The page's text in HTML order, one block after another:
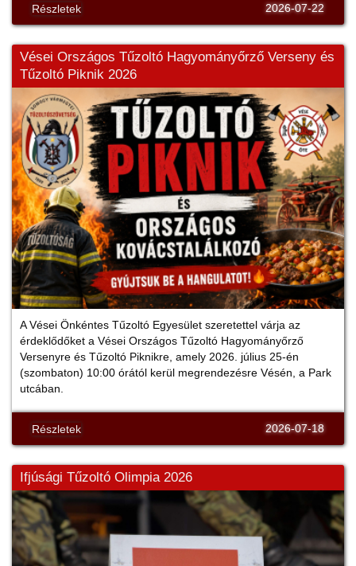
Részletek 2026-07-22
Vései Országos Tűzoltó Hagyományőrző Verseny és
Tűzoltó Piknik 2026
A Vései Önkéntes Tűzoltó Egyesület szeretettel várja az
érdeklődőket a Vései Országos Tűzoltó Hagyományőrző
Versenyre és Tűzoltó Piknikre, amely 2026. július 25-én
(szombaton) 10:00 órától kerül megrendezésre Vésén, a Park
utcában.
Részletek 2026-07-18
Ifjúsági Tűzoltó Olimpia 2026